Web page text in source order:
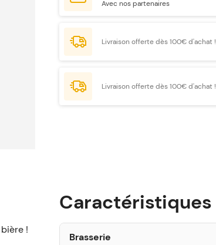
Avec nos partenaires
Livraison offerte dès 100€ d'achat !
Livraison offerte dès 100€ d'achat !
!
Caractéristiques
Brasserie